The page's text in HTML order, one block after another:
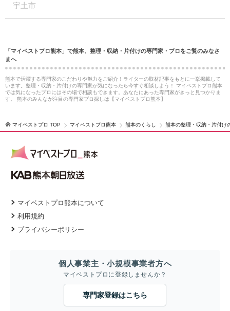
宇土市
「マイベストプロ熊本」で熊本、整理・収納・片付けの専門家・プロをご覧のみなさ
まへ
熊本で活躍する専門家のこだわりや魅力をご紹介！ライターの取材記事をもとに一挙掲載して
います。整理・収納・片付けの専門家が気になったら今すぐ相談しよう！ マイベストプロ熊本
では気になったプロにはその場で相談もできます。あなたにあった専門家がきっと見つかりま
す。 熊本のみんなが注目の専門家プロ探しは【マイベストプロ熊本】
マイベストプロ TOP マイベストプロ熊本 熊本のくらし 熊本の整理・収納・片付け
マイベストプロ熊本について
利用規約
プライバシーポリシー
個人事業主・小規模事業者方へ
マイベストプロに登録しませんか？
専門家登録はこちら